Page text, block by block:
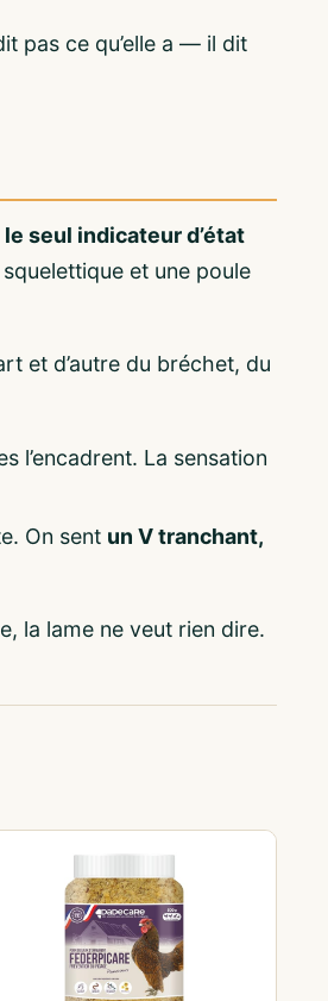
pas ce qu’elle a — il dit
le seul indicateur d’état
et une poule
et d’autre du bréchet, du
l’encadrent. La sensation
On sent un V tranchant,
la lame ne veut rien dire.